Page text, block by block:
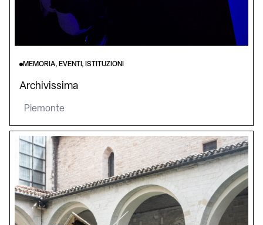
MEMORIA, EVENTI, ISTITUZIONI
Archivissima
Piemonte